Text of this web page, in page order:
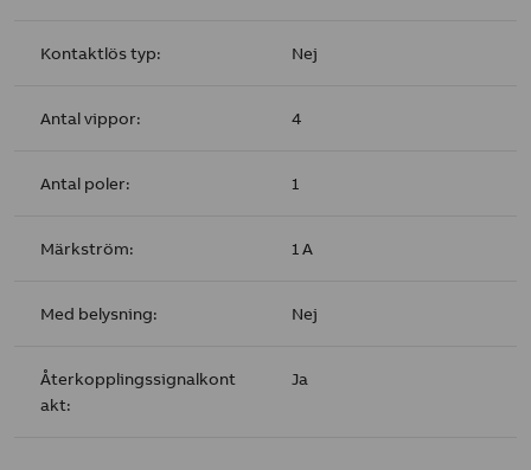
Kontaktlös typ: Nej
Antal vippor: 4
Antal poler: 1
Märkström: 1 A
Med belysning: Nej
Återkopplingssignalkont
akt:
Ja